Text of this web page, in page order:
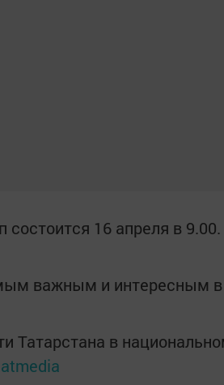
состоится 16 апреля в
важным и интересным в
Татарстана в